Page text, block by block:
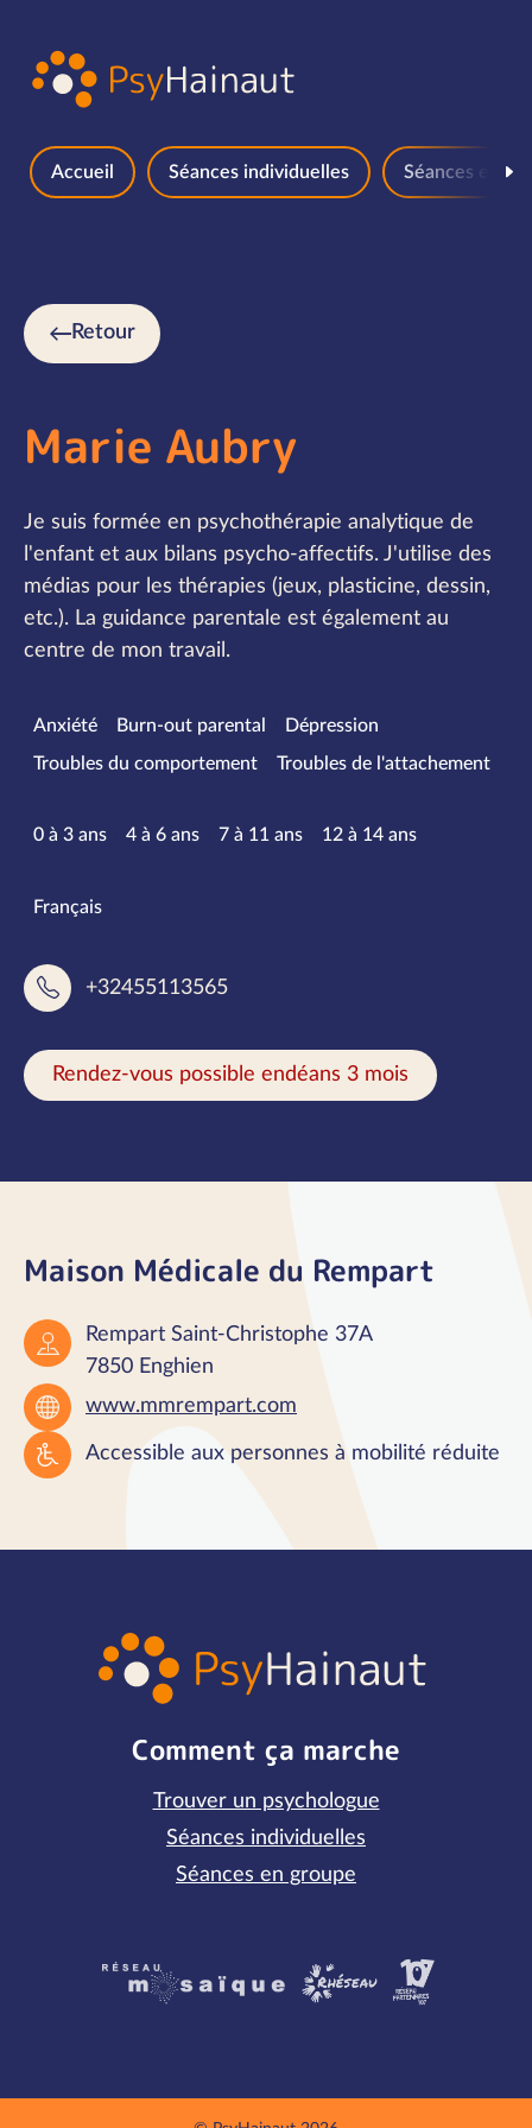
Accueil Séances individuelles Séances en
Retour
Marie Aubry
Je suis formée en psychothérapie analytique de
l'enfant et aux bilans psycho-affectifs. J'utilise des
médias pour les thérapies (jeux, plasticine, dessin,
etc.). La guidance parentale est également au
centre de mon travail.
Spécialités
Anxiété Burn-out parental
Dépression
Troubles du comportement
Troubles de l'attachement
Tranches d’âge
0 à 3 ans 4 à 6 ans 7 à 11 ans 12 à 14 ans
Langues parlées
Français
+32455113565
Rendez-vous possible endéans 3 mois
Maison Médicale du Rempart
Rempart Saint-Christophe 37A
7850 Enghien
www.mmrempart.com
Accessible aux personnes à mobilité réduite
Comment ça marche
Trouver un psychologue
Séances individuelles
Séances en groupe
Partenaires